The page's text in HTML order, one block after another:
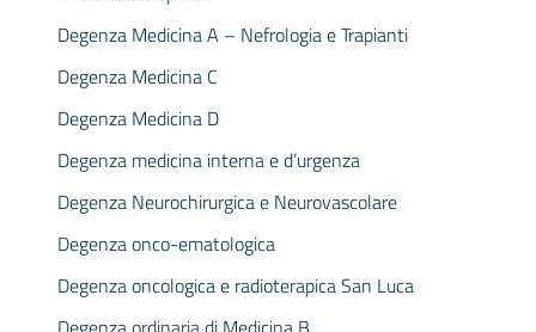
Degenza Medicina A – Nefrologia e Trapianti
Degenza Medicina C
Degenza Medicina D
Degenza medicina interna e d’urgenza
Degenza Neurochirurgica e Neurovascolare
Degenza onco-ematologica
Degenza oncologica e radioterapica San Luca